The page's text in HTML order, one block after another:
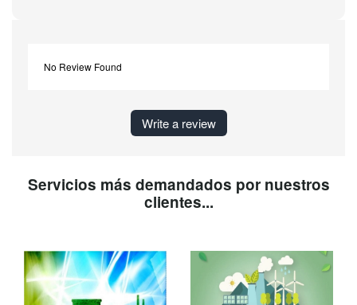
No Review Found
Write a review
Servicios más demandados por nuestros
clientes...